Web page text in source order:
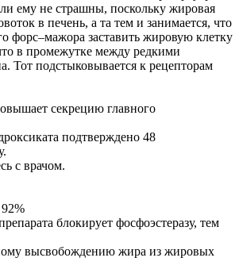
ему не страшны, поскольку жировая
в печень, а та тем и занимается, что
форс–мажора заставить жировую клетку
в промежутке между редкими
Тот подстыковывается к рецепторам
секрецию главного
подтверждено 48
с врачом.
блокирует фосфоэстеразу, тем
высвобождению жира из жировых